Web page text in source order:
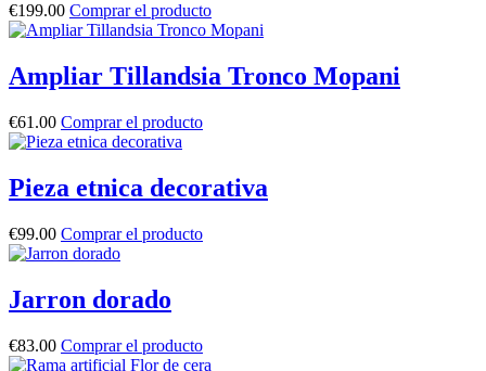
€199.00 Comprar el producto
Ampliar Tillandsia Tronco Mopani
€61.00 Comprar el producto
Pieza etnica decorativa
€99.00 Comprar el producto
Jarron dorado
€83.00 Comprar el producto